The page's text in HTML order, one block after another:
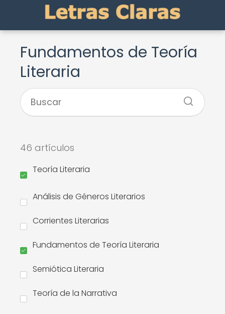
Fundamentos de Teoría
Literaria
46 artículos
Teoría Literaria
Análisis de Géneros Literarios
Corrientes Literarias
Fundamentos de Teoría Literaria
Semiótica Literaria
Teoría de la Narrativa